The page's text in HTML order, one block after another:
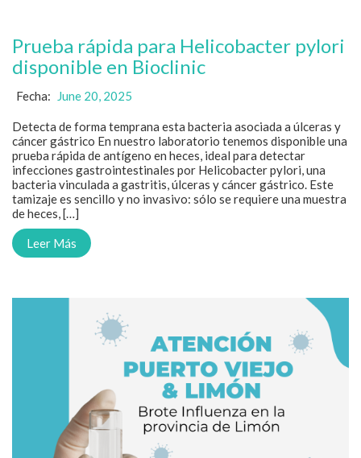
Prueba rápida para Helicobacter pylori
disponible en Bioclinic
Fecha: June 20, 2025
Detecta de forma temprana esta bacteria asociada a úlceras y
cáncer gástrico En nuestro laboratorio tenemos disponible una
prueba rápida de antígeno en heces, ideal para detectar
infecciones gastrointestinales por Helicobacter pylori, una
bacteria vinculada a gastritis, úlceras y cáncer gástrico. Este
tamizaje es sencillo y no invasivo: sólo se requiere una muestra
de heces, […]
Leer Más